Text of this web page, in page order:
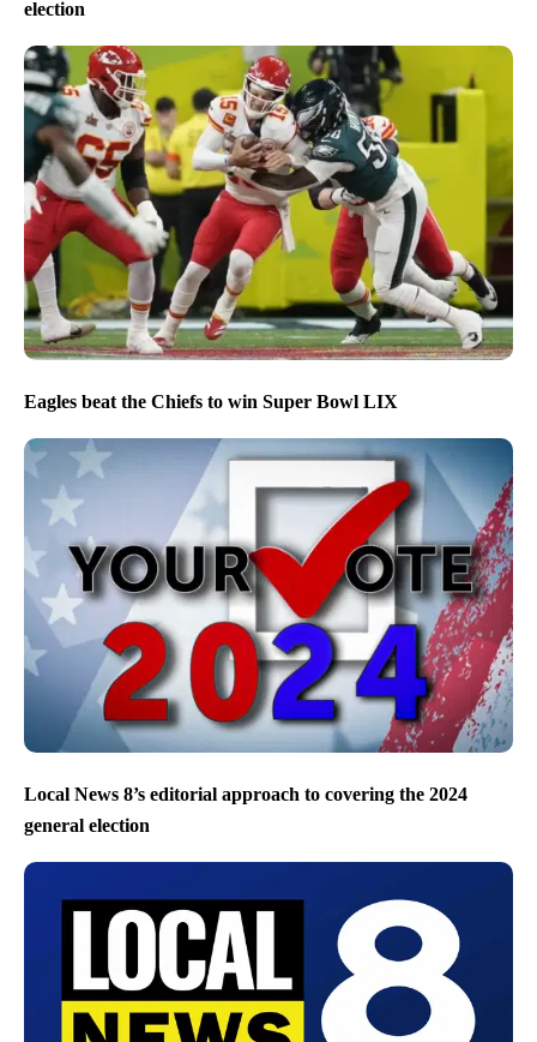
election
Eagles beat the Chiefs to win Super Bowl LIX
Local News 8’s editorial approach to covering the 2024
general election